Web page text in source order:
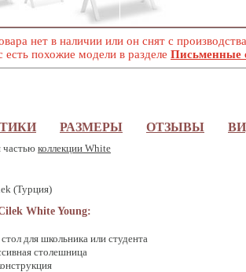
нет в наличии или он снят с
есть похожие модели в разделе Письменные
РАЗМЕРЫ ОТЗЫВЫ
частью коллекции White
(Турция)
White Young:
для школьника или студента
столешница